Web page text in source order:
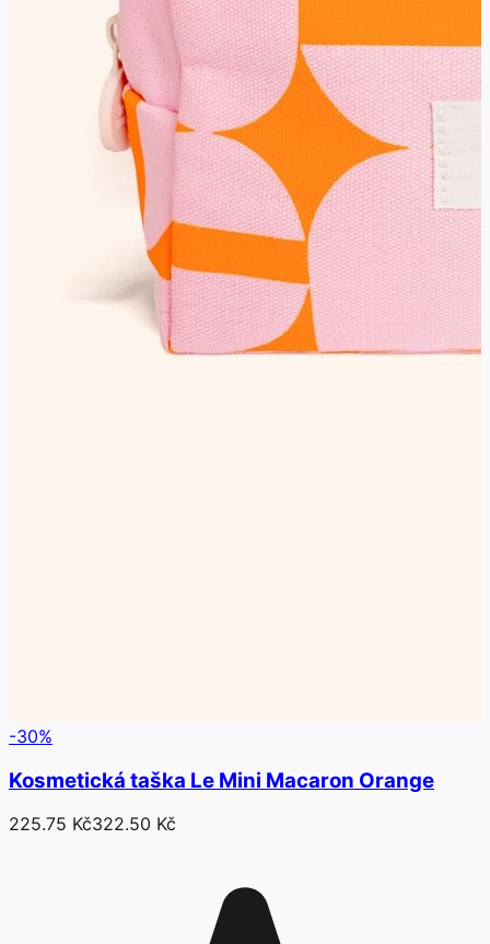
-30%
Kosmetická taška Le Mini Macaron Orange
225.75 Kč322.50 Kč